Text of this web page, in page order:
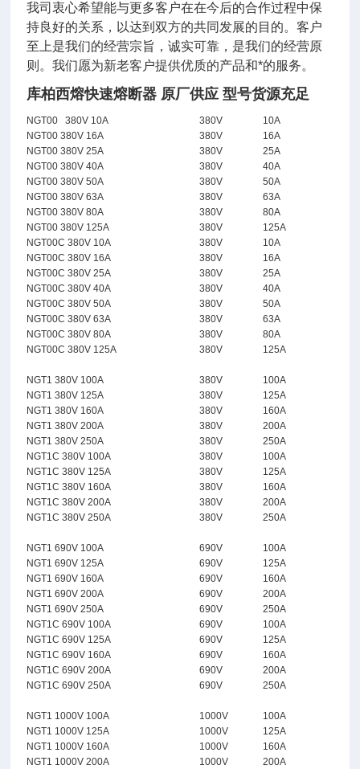
我司衷心希望能与更多客户在在今后的合作过程中保
持良好的关系，以达到双方的共同发展的目的。客户
至上是我们的经营宗旨，诚实可靠，是我们的经营原
则。我们愿为新老客户提供优质的产品和*的服务。
库柏西熔快速熔断器 原厂供应 型号货源充足
NGT00 380V 10A 380V
10A
NGT00 380V 16A
380V
16A
NGT00 380V 25A
380V
25A
NGT00 380V 40A
380V
40A
NGT00 380V 50A
380V
50A
NGT00 380V 63A
380V
63A
NGT00 380V 80A
380V
80A
NGT00 380V 125A
380V
125A
NGT00C 380V 10A
380V
10A
NGT00C 380V 16A
380V
16A
NGT00C 380V 25A
380V
25A
NGT00C 380V 40A
380V
40A
NGT00C 380V 50A
380V
50A
NGT00C 380V 63A
380V
63A
NGT00C 380V 80A
380V
80A
NGT00C 380V 125A
380V 125A
NGT1 380V 100A 380V
100A
NGT1 380V 125A
380V
125A
NGT1 380V 160A
380V
160A
NGT1 380V 200A
380V
200A
NGT1 380V 250A
380V
250A
NGT1C 380V 100A
380V
100A
NGT1C 380V 125A
380V
125A
NGT1C 380V 160A
380V
160A
NGT1C 380V 200A
380V
200A
NGT1C 380V 250A
380V 250A
NGT1 690V 100A 690V
100A
NGT1 690V 125A
690V
125A
NGT1 690V 160A
690V
160A
NGT1 690V 200A
690V
200A
NGT1 690V 250A
690V
250A
NGT1C 690V 100A
690V
100A
NGT1C 690V 125A
690V
125A
NGT1C 690V 160A
690V
160A
NGT1C 690V 200A
690V
200A
NGT1C 690V 250A
690V 250A
NGT1 1000V 100A 1000V
100A
NGT1 1000V 125A
1000V
125A
NGT1 1000V 160A
1000V
160A
NGT1 1000V 200A
1000V 200A